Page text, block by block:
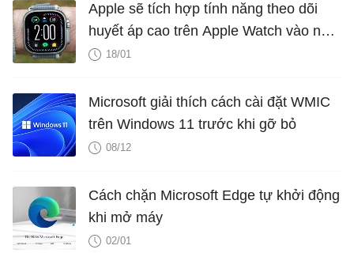
Apple sẽ tích hợp tính năng theo dõi
huyết áp cao trên Apple Watch vào năm
2025?
18/01
Microsoft giải thích cách cài đặt WMIC
trên Windows 11 trước khi gỡ bỏ
08/12
Cách chặn Microsoft Edge tự khởi động
khi mở máy
02/01